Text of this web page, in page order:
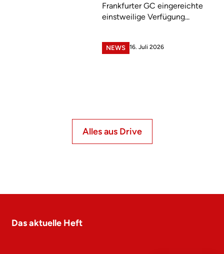
Frankfurter GC eingereichte
einstweilige Verfügung...
NEWS 16. Juli 2026
Alles aus Drive
Das aktuelle Heft